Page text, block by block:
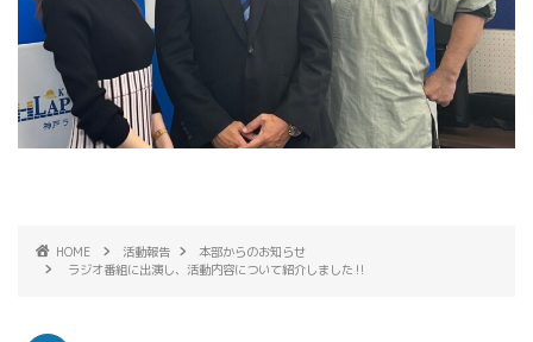
HOME 活動報告
本部からのお知らせ
ラジオ番組に出演し、活動内容について紹介しました‼